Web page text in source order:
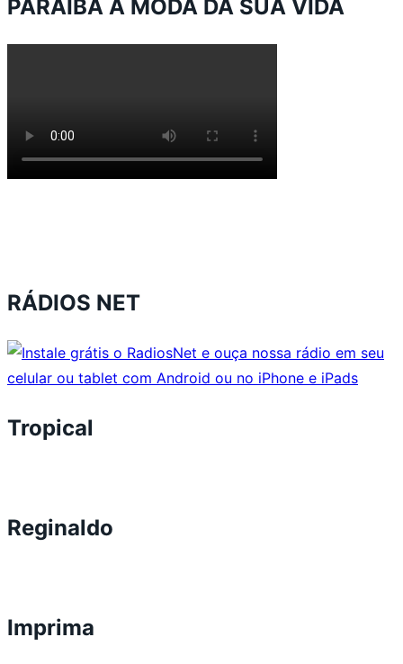
PARAÍBA A MODA DA SUA VIDA
RÁDIOS NET
Tropical
Reginaldo
Imprima